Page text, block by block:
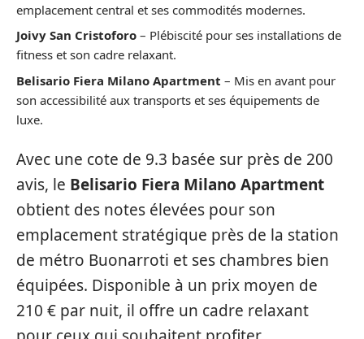
emplacement central et ses commodités modernes.
Joivy San Cristoforo – Plébiscité pour ses installations de
fitness et son cadre relaxant.
Belisario Fiera Milano Apartment – Mis en avant pour
son accessibilité aux transports et ses équipements de
luxe.
Avec une cote de 9.3 basée sur près de 200
avis, le Belisario Fiera Milano Apartment
obtient des notes élevées pour son
emplacement stratégique près de la station
de métro Buonarroti et ses chambres bien
équipées. Disponible à un prix moyen de
210 € par nuit, il offre un cadre relaxant